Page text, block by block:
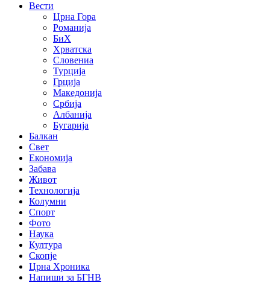
Вести
Црна Гора
Романија
БиХ
Хрватска
Словениа
Турција
Грција
Македонија
Србија
Албанија
Бугарија
Балкан
Свет
Економија
Забава
Живот
Технологија
Колумни
Спорт
Фото
Наука
Култура
Скопје
Црна Хроника
Напиши за БГНВ